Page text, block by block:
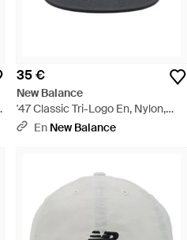
35 €
New Balance
'47 Classic Tri-Logo En, Nylon,
Talla - Negro
En New Balance